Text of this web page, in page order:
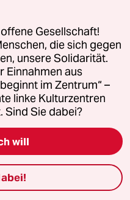
Gesellschaft!
die sich gegen
unsere Solidarität.
Einnahmen aus
im Zentrum“ –
linke Kulturzentren
Sie dabei?
will